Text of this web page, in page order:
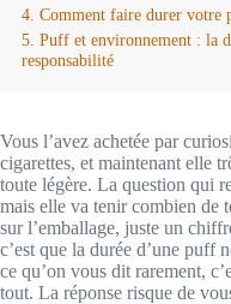
Comment faire durer votre
Puff et environnement : la
responsabilité
Vous l’avez achetée par
cigarettes, et maintenant elle
toute légère. La question qui
mais elle va tenir combien de
sur l’emballage, juste un
c’est que la durée d’une puff
ce qu’on vous dit rarement,
tout. La réponse risque de